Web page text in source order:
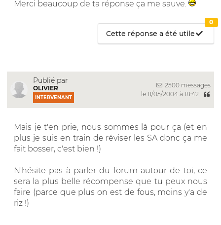
Merci beaucoup de ta réponse ça me sauve.
Cette réponse a été utile
0
Publié par
OLIVIER
INTERVENANT
2500 messages
le 11/05/2004 à 18:42
Mais je t'en prie, nous sommes là pour ça (et en
plus je suis en train de réviser les SA donc ça me
fait bosser, c'est bien !)
N'hésite pas à parler du forum autour de toi, ce
sera la plus belle récompense que tu peux nous
faire (parce que plus on est de fous, moins y'a de
riz !)